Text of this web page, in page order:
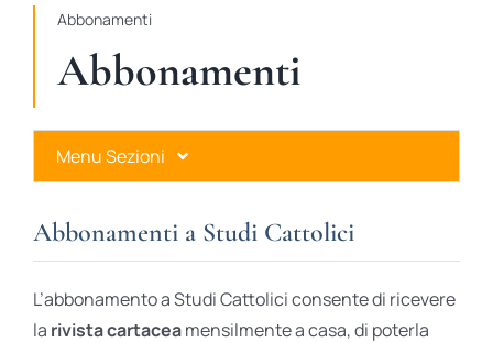
Abbonamenti
Abbonamenti
Menu Sezioni
Ares Gold
Ares Digital
Abbonamenti a Studi Cattolici
L’abbonamento a Studi Cattolici consente di ricevere
la rivista cartaceamensilmente a casa, di poterla